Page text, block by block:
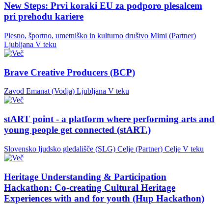
New Steps: Prvi koraki EU za podporo plesalcem
pri prehodu kariere
Plesno, športno, umetniško in kulturno društvo Mimi (Partner)
Ljubljana V teku
Brave Creative Producers (BCP)
Zavod Emanat (Vodja) Ljubljana V teku
stART point - a platform where performing arts and
young people get connected (stART.)
Slovensko ljudsko gledališče (SLG) Celje (Partner) Celje V teku
Heritage Understanding & Participation
Hackathon: Co-creating Cultural Heritage
Experiences with and for youth (Hup Hackathon)